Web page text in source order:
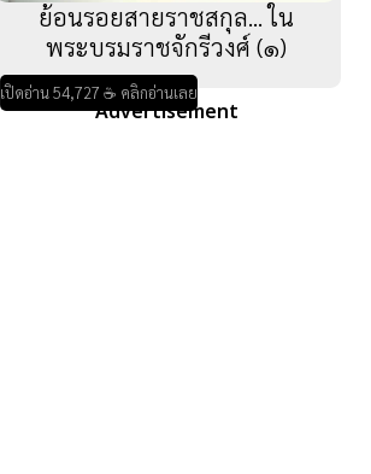
ย้อนรอยสายราชสกุล... ใน
พระบรมราชจักรีวงศ์ (๑)
เปิดอ่าน 54,727 ☕ คลิกอ่านเลย
Advertisement